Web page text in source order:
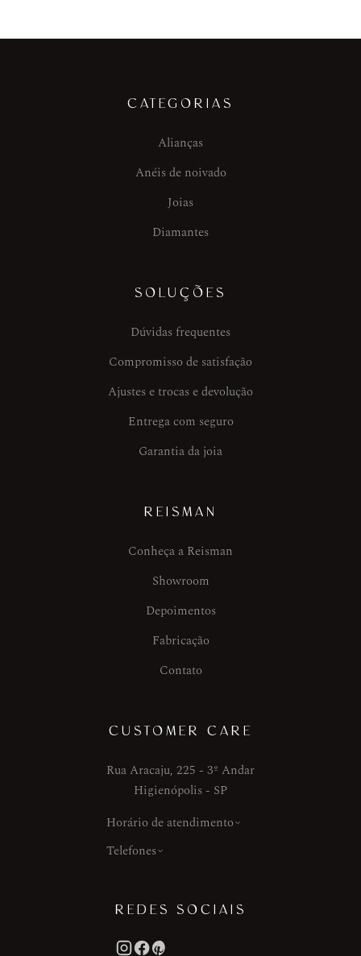
CATEGORIAS
Alianças
Anéis de noivado
Joias
Diamantes
SOLUÇÕES
Dúvidas frequentes
Compromisso de satisfação
Ajustes e trocas e devolução
Entrega com seguro
Garantia da joia
REISMAN
Conheça a Reisman
Showroom
Depoimentos
Fabricação
Contato
CUSTOMER CARE
Rua Aracaju, 225 - 3º Andar
Higienópolis - SP
Horário de atendimento
Telefones
REDES SOCIAIS